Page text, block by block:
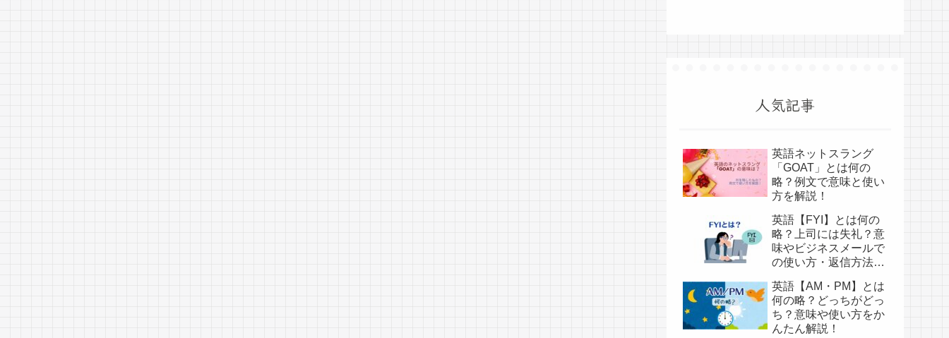
人気記事
英語ネットスラング
「GOAT」とは何の
略？例文で意味と使い
方を解説！
英語【FYI】とは何の
略？上司には失礼？意
味やビジネスメールで
の使い方・返信方法を
英語【AM・PM】とは
何の略？どっちがどっ
ち？意味や使い方をか
んたん解説！